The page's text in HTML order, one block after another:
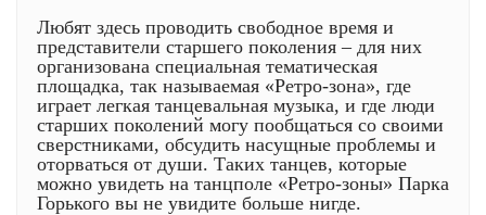
Любят здесь проводить свободное время и
представители старшего поколения – для них
организована специальная тематическая
площадка, так называемая «Ретро-зона», где
играет легкая танцевальная музыка, и где люди
старших поколений могу пообщаться со своими
сверстниками, обсудить насущные проблемы и
оторваться от души. Таких танцев, которые
можно увидеть на танцполе «Ретро-зоны» Парка
Горького вы не увидите больше нигде.